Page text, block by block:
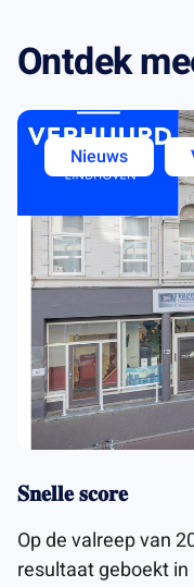
Ontdek
Nieuws
𝐒𝐧𝐞𝐥𝐥𝐞 𝐬𝐜𝐨𝐫𝐞
Op de valreep van
resultaat geboekt in